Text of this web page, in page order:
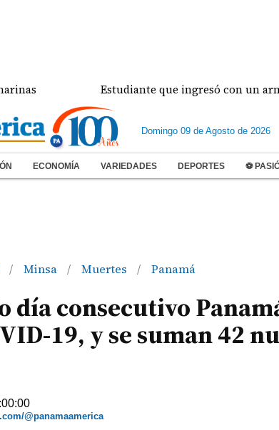
Estudiante que ingresó con un arma de
Domingo 09 de Agosto de 2026
ECONOMÍA VARIEDADES DEPORTES ⚽
/ Minsa / Muertes / Panamá
día consecutivo
19, y se suman 42
@panamaamerica